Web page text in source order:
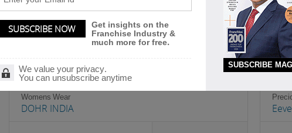
Womens Wear
DOHR INDIA
Get insights on the
Franchise Industry &
much more for free.
We value your privacy.
You can unsubscribe anytime
SUBSCRIBE